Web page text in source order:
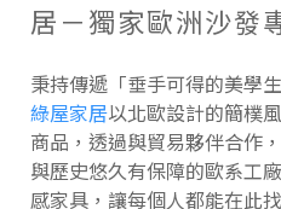
居－獨家歐洲沙發
秉持傳遞「垂手可得的美學
綠屋家居以北歐設計的簡樸
商品，透過與貿易夥伴合作
與歷史悠久有保障的歐系工
感家具，讓每個人都能在此